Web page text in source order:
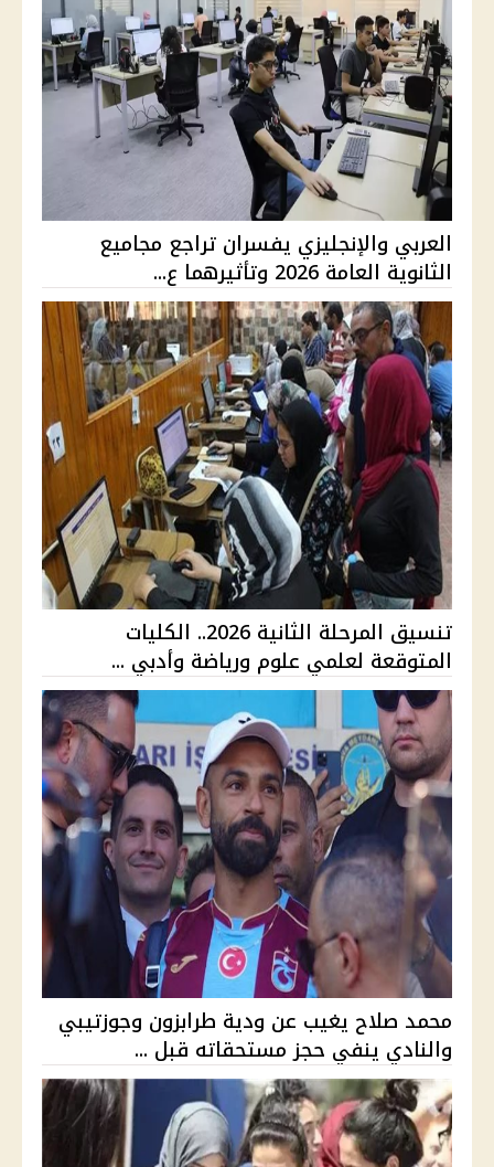
العربي والإنجليزي يفسران تراجع مجاميع
الثانوية العامة 2026 وتأثيرهما ع...
تنسيق المرحلة الثانية 2026.. الكليات
المتوقعة لعلمي علوم ورياضة وأدبي ...
محمد صلاح يغيب عن ودية طرابزون وجوزتيبي
والنادي ينفي حجز مستحقاته قبل ...